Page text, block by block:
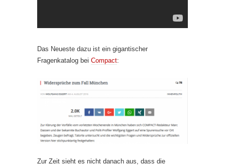
Das Neueste dazu ist ein gigantischer
Fragenkatalog bei Compact:
Zur Zeit sieht es nicht danach aus, dass die